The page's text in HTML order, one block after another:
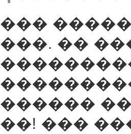
���
���. ��
������
��! ���